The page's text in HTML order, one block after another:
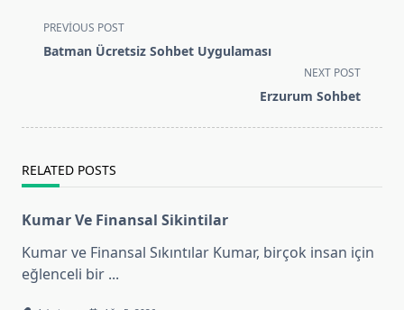
<span
class="nav-
text">Page</span>
PREVIOUS POST
Batman Ücretsiz Sohbet Uygulaması
NEXT POST
Erzurum Sohbet
RELATED POSTS
Kumar Ve Finansal Sikintilar
Kumar ve Finansal Sıkıntılar Kumar, birçok insan için
eğlenceli bir ...